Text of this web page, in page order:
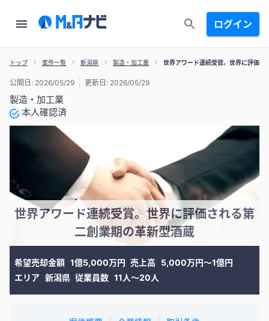
ログイン
トップ 案件一覧 新潟県 製造・加工業 世界アワード連続受賞。世界に評価さ
製造・加工業
本人確認済
公開日: 2026/05/29 更新日: 2026/05/29
世界アワード連続受賞。世界に評価される第
二創業期の革新型酒蔵
希望売却金額 1億5,000万円 売上高
5,000万円〜1億円
エリア 新潟県 従業員数 11人〜20人